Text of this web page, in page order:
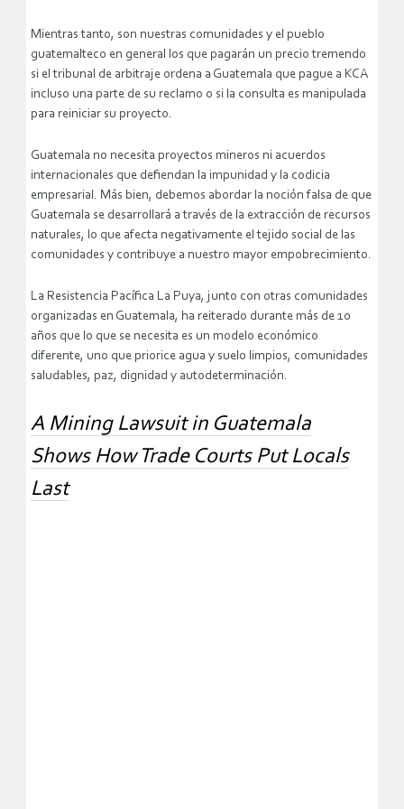
Mientras tanto, son nuestras comunidades y el pueblo
guatemalteco en general los que pagarán un precio tremendo
si el tribunal de arbitraje ordena a Guatemala que pague a KCA
incluso una parte de su reclamo o si la consulta es manipulada
para reiniciar su proyecto.
Guatemala no necesita proyectos mineros ni acuerdos
internacionales que defiendan la impunidad y la codicia
empresarial. Más bien, debemos abordar la noción falsa de que
Guatemala se desarrollará a través de la extracción de recursos
naturales, lo que afecta negativamente el tejido social de las
comunidades y contribuye a nuestro mayor empobrecimiento.
La Resistencia Pacífica La Puya, junto con otras comunidades
organizadas en Guatemala, ha reiterado durante más de 10
años que lo que se necesita es un modelo económico
diferente, uno que priorice agua y suelo limpios, comunidades
saludables, paz, dignidad y autodeterminación.
A Mining Lawsuit in Guatemala
Shows How Trade Courts Put Locals
Last